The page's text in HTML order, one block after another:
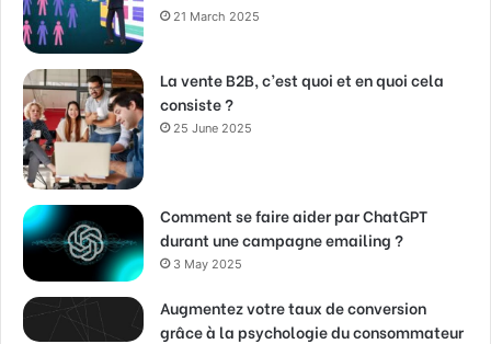
21 March 2025
La vente B2B, c’est quoi et en quoi cela
consiste ?
25 June 2025
Comment se faire aider par ChatGPT
durant une campagne emailing ?
3 May 2025
Augmentez votre taux de conversion
grâce à la psychologie du consommateur